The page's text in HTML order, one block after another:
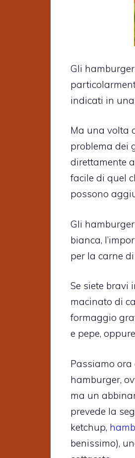
Gli
indicati in
Ma una volta
problema dei
direttamente
facile di quel
possono
Gli
bianca,
per la carne
Se siete bravi
macinato di
formaggio
e pepe,
Passiamo
hamburger,
ma un
prevede la
ketchup,
benissimo),